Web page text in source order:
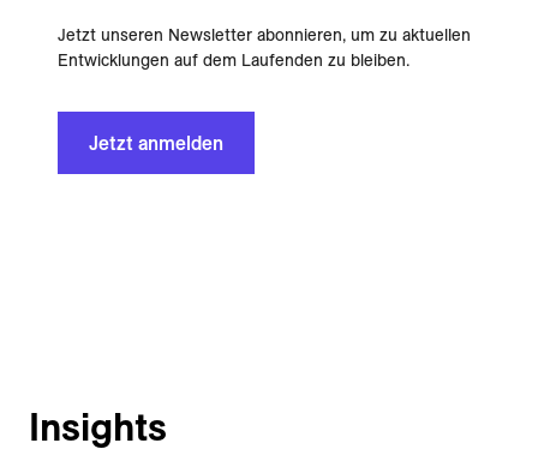
Jetzt unseren Newsletter abonnieren, um zu aktuellen
Entwicklungen auf dem Laufenden zu bleiben.
Jetzt anmelden
Insights